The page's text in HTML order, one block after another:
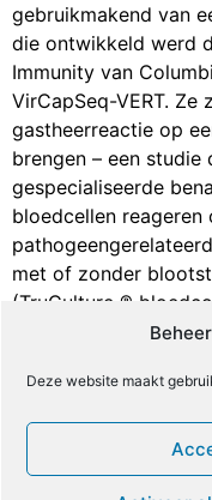
Deze website maakt
gebruikmakend van
die ontwikkeld werd
Immunity van
VirCapSeq-VERT.
gastheerreactie op
brengen – een
gespecialiseerde
bloedcellen
met of zonder
(TruCulture ®
Zij onderzoeken
immuniteit wordt
met de
Er wordt een
toekent voor een